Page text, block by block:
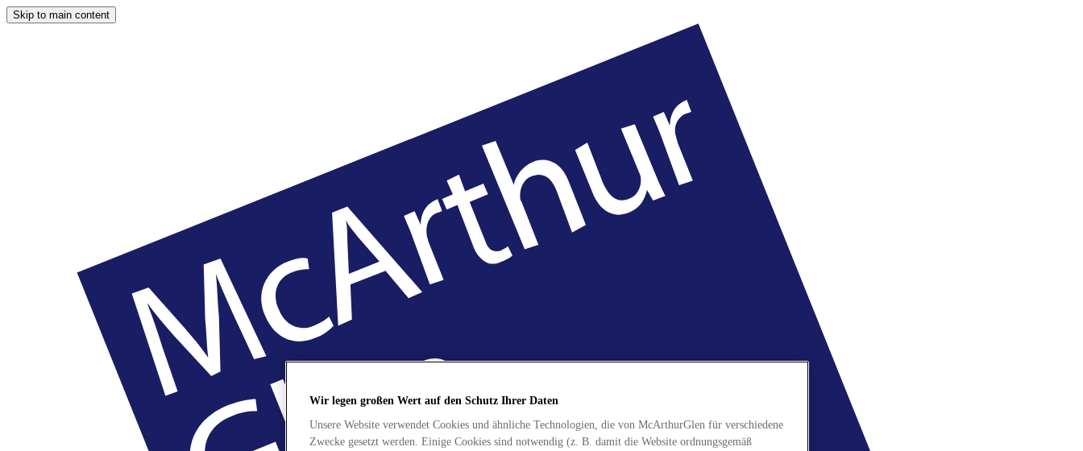
Skip to main content
Wir legen großen Wert auf den Schutz Ihrer Daten
Unsere Website verwendet Cookies und ähnliche Technologien, die von McArthurGlen für verschiedene
Zwecke gesetzt werden. Einige Cookies sind notwendig (z. B. damit die Website ordnungsgemäß